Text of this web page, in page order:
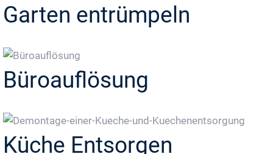
Garten entrümpeln
Büroauflösung
Küche Entsorgen